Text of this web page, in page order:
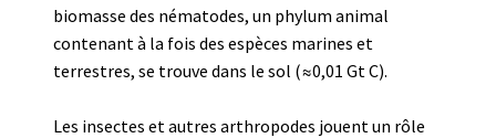
biomasse des nématodes, un phylum animal
contenant à la fois des espèces marines et
terrestres, se trouve dans le sol (≈0,01 Gt C).
Les insectes et autres arthropodes jouent un rôle